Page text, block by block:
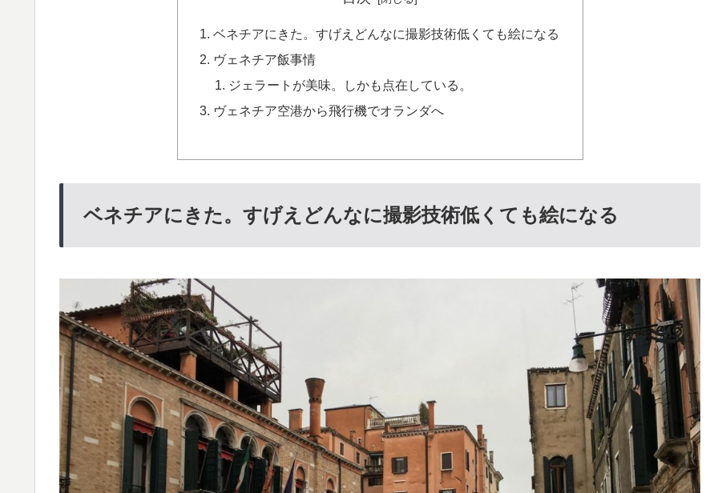
ベネチアにきた。すげえどんなに撮影技術低くても絵になる
ヴェネチア飯事情
ジェラートが美味。しかも点在している。
ヴェネチア空港から飛行機でオランダへ
ベネチアにきた。すげえどんなに撮影技術低くても絵になる